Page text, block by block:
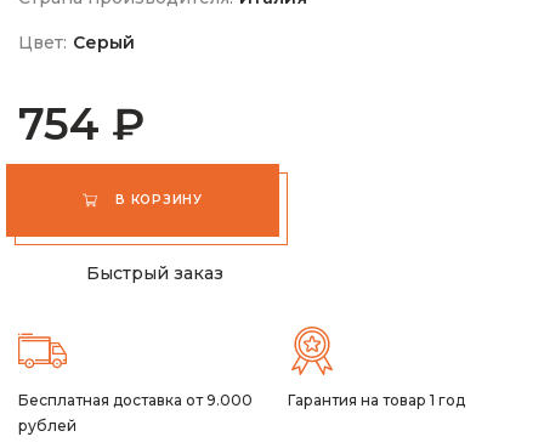
Цвет: Серый
754 ₽
В КОРЗИНУ
Быстрый заказ
Бесплатная доставка от 9.000
рублей
Гарантия на товар 1 год